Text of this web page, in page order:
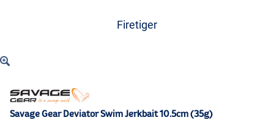
Firetiger
Savage Gear Deviator Swim Jerkbait 10.5cm (35g)